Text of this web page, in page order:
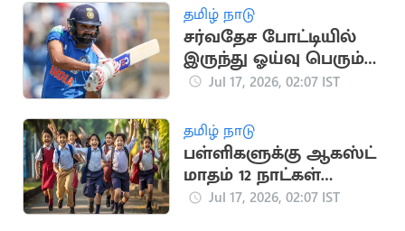
தமிழ் நாடு
சர்வதேச போட்டியில்
இருந்து ஓய்வு பெரும்
ரோஹித் சர்மா?
Jul 17, 2026, 02:07 IST
தமிழ் நாடு
பள்ளிகளுக்கு ஆகஸ்ட்
மாதம் 12 நாட்கள்
விடுமுறை
Jul 17, 2026, 02:07 IST